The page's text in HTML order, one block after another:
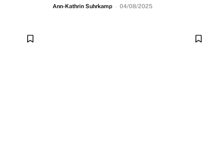
Ann-Kathrin Suhrkamp - 04/08/2025